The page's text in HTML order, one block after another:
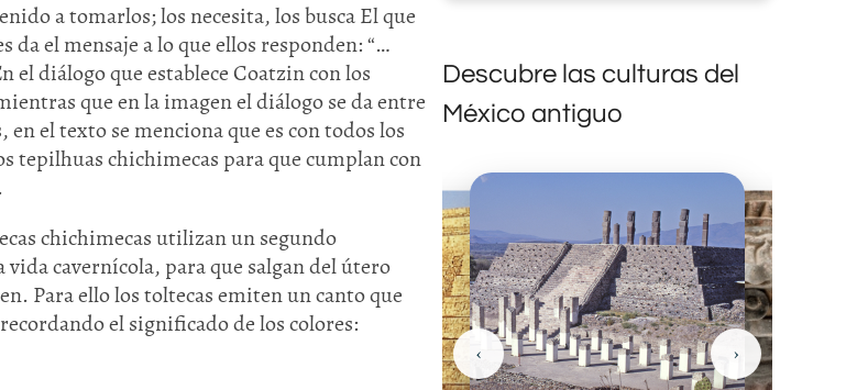
a tomarlos; los necesita, los busca El que
da el mensaje a lo que ellos responden: “…
el diálogo que establece Coatzin con los
que en la imagen el diálogo se da entre
el texto se menciona que es con todos los
tepilhuas chichimecas para que cumplan con
chichimecas utilizan un segundo
cavernícola, para que salgan del útero
Para ello los toltecas emiten un canto que
el significado de los colores:
Descubre las culturas del
México antiguo
‹ ›